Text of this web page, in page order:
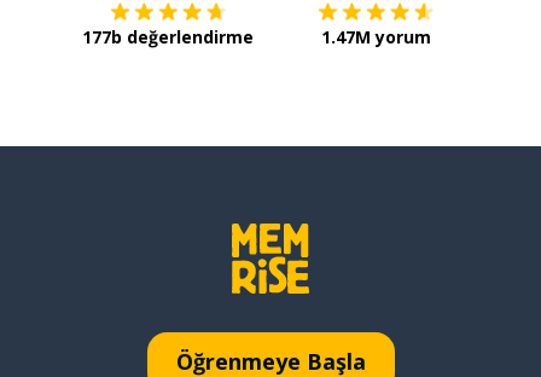
177b değerlendirme 1.47M yorum
Öğrenmeye Başla